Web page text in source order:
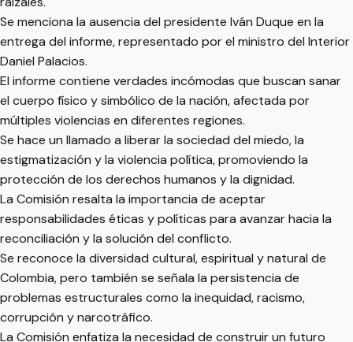
Se menciona la ausencia del presidente Iván Duque en la
entrega del informe, representado por el ministro del Interior
Daniel Palacios.
El informe contiene verdades incómodas que buscan sanar
el cuerpo físico y simbólico de la nación, afectada por
múltiples violencias en diferentes regiones.
Se hace un llamado a liberar la sociedad del miedo, la
estigmatización y la violencia política, promoviendo la
protección de los derechos humanos y la dignidad.
La Comisión resalta la importancia de aceptar
responsabilidades éticas y políticas para avanzar hacia la
reconciliación y la solución del conflicto.
Se reconoce la diversidad cultural, espiritual y natural de
Colombia, pero también se señala la persistencia de
problemas estructurales como la inequidad, racismo,
corrupción y narcotráfico.
La Comisión enfatiza la necesidad de construir un futuro